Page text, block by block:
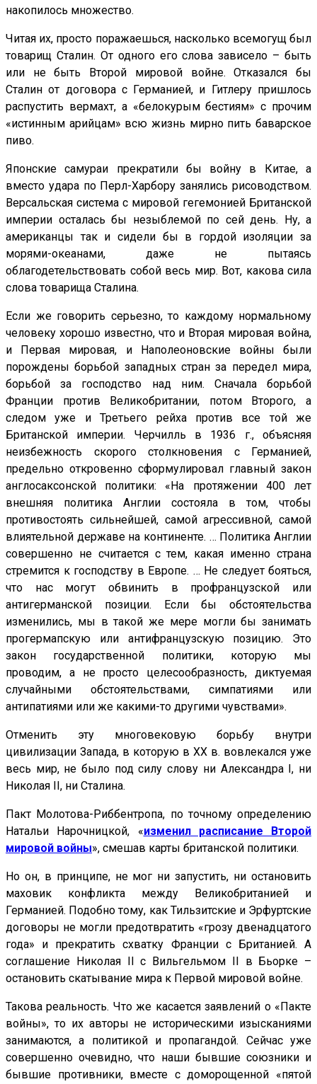
накопилось множество.
Читая их, просто поражаешься, насколько всемогущ был
товарищ Сталин. От одного его слова зависело – быть
или не быть Второй мировой войне. Отказался бы
Сталин от договора с Германией, и Гитлеру пришлось
распустить вермахт, а «белокурым бестиям» с прочим
«истинным арийцам» всю жизнь мирно пить баварское
пиво.
Японские самураи прекратили бы войну в Китае, а
вместо удара по Перл-Харбору занялись рисоводством.
Версальская система с мировой гегемонией Британской
империи осталась бы незыблемой по сей день. Ну, а
американцы так и сидели бы в гордой изоляции за
морями-океанами, даже не пытаясь
облагодетельствовать собой весь мир. Вот, какова сила
слова товарища Сталина.
Если же говорить серьезно, то каждому нормальному
человеку хорошо известно, что и Вторая мировая война,
и Первая мировая, и Наполеоновские войны были
порождены борьбой западных стран за передел мира,
борьбой за господство над ним. Сначала борьбой
Франции против Великобритании, потом Второго, а
следом уже и Третьего рейха против все той же
Британской империи. Черчилль в 1936 г., объясняя
неизбежность скорого столкновения с Германией,
предельно откровенно сформулировал главный закон
англосаксонской политики: «На протяжении 400 лет
внешняя политика Англии состояла в том, чтобы
противостоять сильнейшей, самой агрессивной, самой
влиятельной державе на континенте. … Политика Англии
совершенно не считается с тем, какая именно страна
стремится к господству в Европе. … Не следует бояться,
что нас могут обвинить в профранцузской или
антигерманской позиции. Если бы обстоятельства
изменились, мы в такой же мере могли бы занимать
прогермапскую или антифранцузскую позицию. Это
закон государственной политики, которую мы
проводим, а не просто целесообразность, диктуемая
случайными обстоятельствами, симпатиями или
антипатиями или же какими-то другими чувствами».
Отменить эту многовековую борьбу внутри
цивилизации Запада, в которую в ХХ в. вовлекался уже
весь мир, не было под силу слову ни Александра I, ни
Николая II, ни Сталина.
Пакт Молотова-Риббентропа, по точному определению
Натальи Нарочницкой, «изменил расписание Второй
мировой войны», смешав карты британской политики.
Но он, в принципе, не мог ни запустить, ни остановить
маховик конфликта между Великобританией и
Германией. Подобно тому, как Тильзитские и Эрфуртские
договоры не могли предотвратить «грозу двенадцатого
года» и прекратить схватку Франции с Британией. А
соглашение Николая II с Вильгельмом II в Бьорке –
остановить скатывание мира к Первой мировой войне.
Такова реальность. Что же касается заявлений о «Пакте
войны», то их авторы не историческими изысканиями
занимаются, а политикой и пропагандой. Сейчас уже
совершенно очевидно, что наши бывшие союзники и
бывшие противники, вместе с доморощенной «пятой